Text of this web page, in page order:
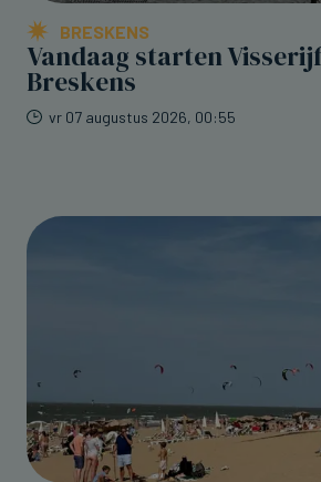
BRESKENS
Vandaag starten
Breskens
vr 07 augustus 2026, 00:55